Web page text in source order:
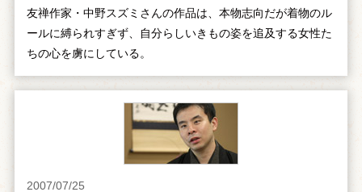
友禅作家・中野スズミさんの作品は、本物志向だが着物のル
ールに縛られすぎず、自分らしいきもの姿を追及する女性た
ちの心を虜にしている。
2007/07/25